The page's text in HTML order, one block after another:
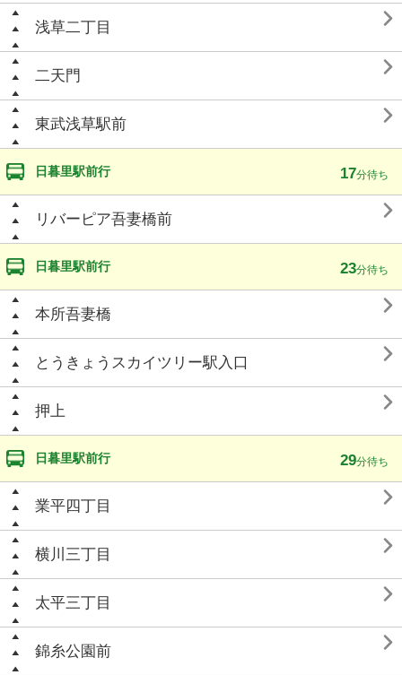
浅草二丁目 
二天門 
東武浅草駅前 
日暮里駅前行 17分待ち
リバーピア吾妻橋前 
日暮里駅前行 23分待ち
本所吾妻橋 
とうきょうスカイツリー駅入口 
押上 
日暮里駅前行 29分待ち
業平四丁目 
横川三丁目 
太平三丁目 
錦糸公園前 